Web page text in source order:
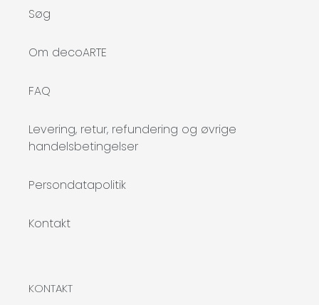
Søg
Om decoARTE
FAQ
Levering, retur, refundering og øvrige
handelsbetingelser
Persondatapolitik
Kontakt
KONTAKT